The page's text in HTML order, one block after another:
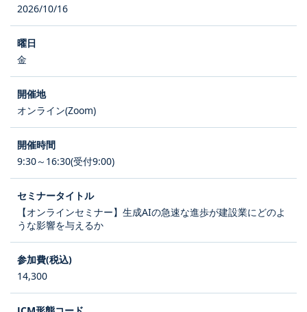
2026/10/16
金
オンライン(Zoom)
9:30～16:30(受付9:00)
【オンラインセミナー】生成AIの急速な進歩が建設業にどのよ
うな影響を与えるか
14,300